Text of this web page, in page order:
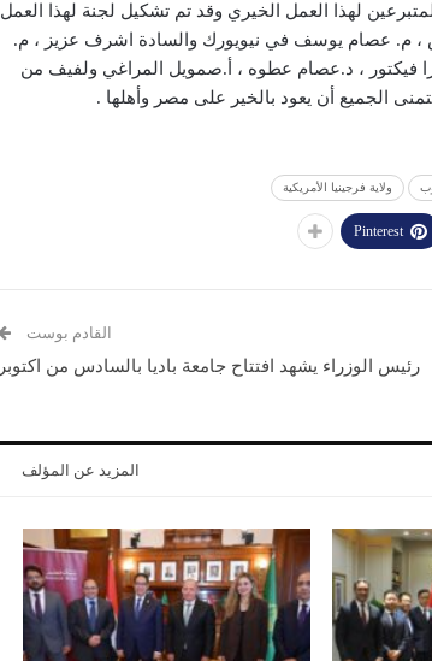
لهذا العمل الخيري وقد تم تشكيل لجنة لهذا العمل
، م. عصام يوسف في نيويورك والسادة اشرف عزيز ، م.
فيكتور ، د.عصام عطوه ، أ.صمويل المراغي ولفيف من
الجميع أن يعود بالخير على مصر وأهلها .
ولاية فرجينيا الأمريكية
Pinterest
القادم بوست
رئيس الوزراء يشهد افتتاح جامعة باديا بالسادس من اكتوبر
المزيد عن المؤلف